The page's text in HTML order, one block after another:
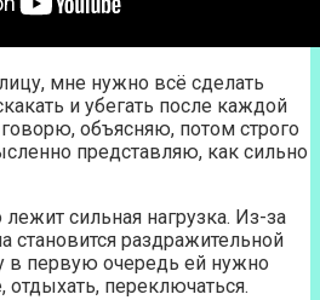
мне нужно всё сделать
и убегать после каждой
объясняю, потом строго
представляю, как сильно
сильная нагрузка. Из-за
становится раздражительной
в первую очередь ей нужно
отдыхать, переключаться.